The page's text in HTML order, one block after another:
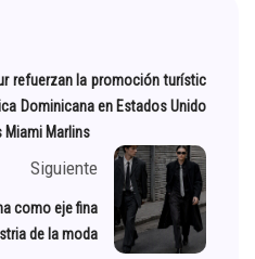
refuerzan la promoción turístic
Dominicana en Estados Unido
Miami Marlins
Siguiente
como eje fina
de la moda